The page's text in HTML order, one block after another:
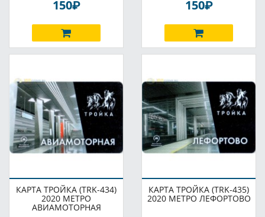
150P 150P
КАРТА ТРОЙКА (TRK-434)
2020 МЕТРО
АВИАМОТОРНАЯ
КАРТА ТРОЙКА (TRK-435)
2020 МЕТРО ЛЕФОРТОВО